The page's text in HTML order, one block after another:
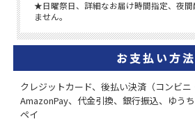
お支払い方法
クレジットカード、後払い決済（コンビニ
AmazonPay、代金引換、銀行振込、ゆう
ペイ